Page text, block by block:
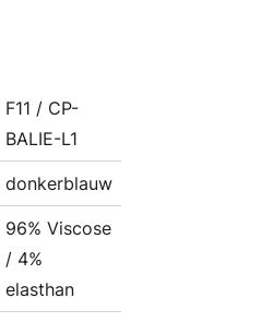
F11 / CP-
BALIE-L1
donkerblauw
96% Viscose
/ 4%
elasthan